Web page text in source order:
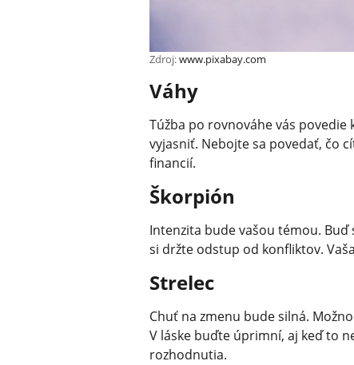
Zdroj:www.pixabay.com
Váhy
Túžba po rovnováhe vás
vyjasniť. Nebojte sa povedať, čo
financií.
Škorpión
Intenzita bude vašou témou.
si držte odstup od konfliktov.
Strelec
Chuť na zmenu bude silná.
V láske buďte úprimní, aj keď to
rozhodnutia.